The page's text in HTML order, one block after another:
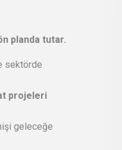
planda tutar.
sektörde
projeleri
geleceğe